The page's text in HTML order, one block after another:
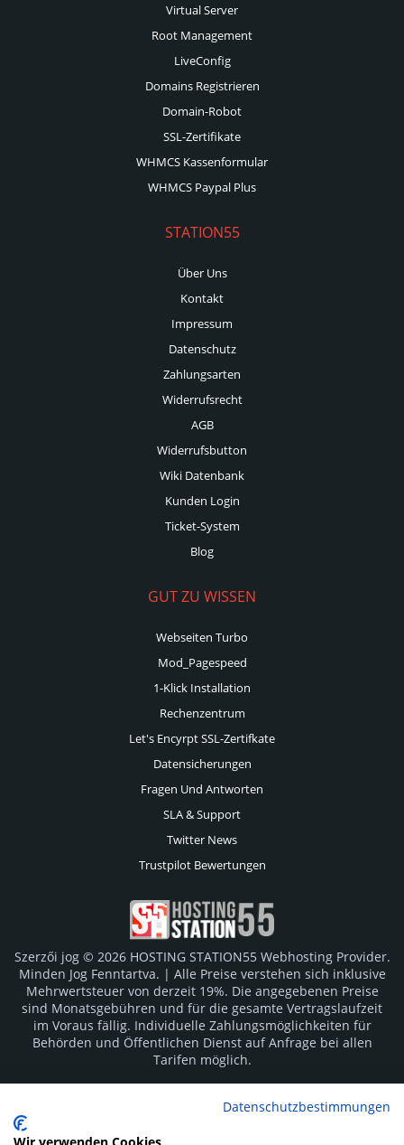
Virtual Server
Root Management
LiveConfig
Domains Registrieren
Domain-Robot
SSL-Zertifikate
WHMCS Kassenformular
WHMCS Paypal Plus
STATION55
Über Uns
Kontakt
Impressum
Datenschutz
Zahlungsarten
Widerrufsrecht
AGB
Widerrufsbutton
Wiki Datenbank
Kunden Login
Ticket-System
Blog
GUT ZU WISSEN
Webseiten Turbo
Mod_Pagespeed
1-Klick Installation
Rechenzentrum
Let's Encyrpt SSL-Zertifkate
Datensicherungen
Fragen Und Antworten
SLA & Support
Twitter News
Trustpilot Bewertungen
Szerzői jog © 2026 HOSTING STATION55 Webhosting Provider.
Minden Jog Fenntartva. | Alle Preise verstehen sich inklusive
Mehrwertsteuer von derzeit 19%. Die angegebenen Preise
sind Monatsgebühren und für die gesamte Vertragslaufzeit
im Voraus fällig. Individuelle Zahlungsmöglichkeiten für
Behörden und Öffentlichen Dienst auf Anfrage bei allen
Tarifen möglich.
Hersteller. Irrtümer vorbehalten.Datenschutzbestimmungen